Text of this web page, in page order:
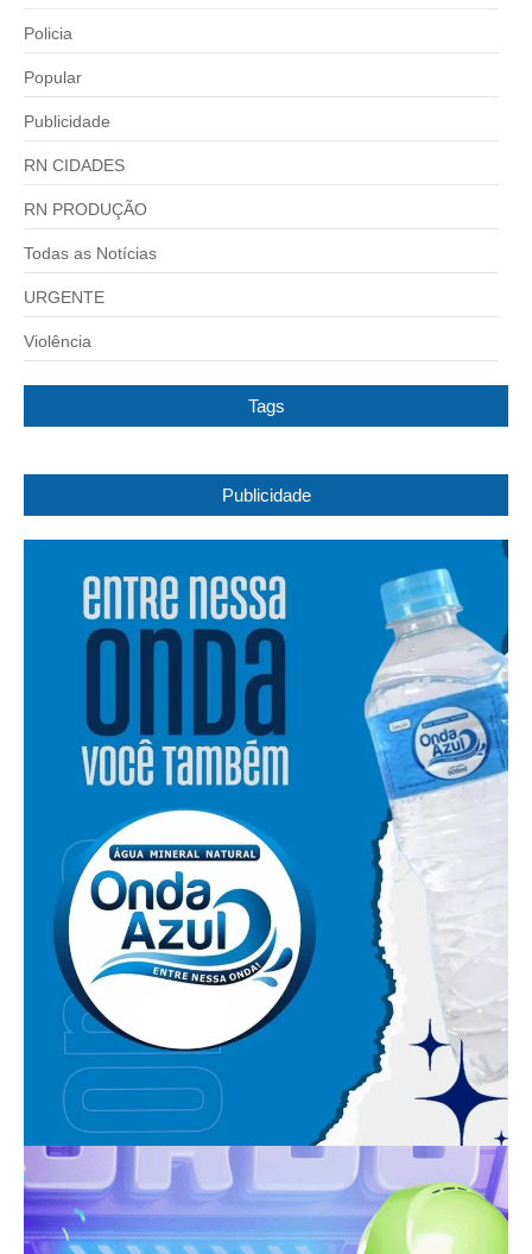
Policia
Popular
Publicidade
RN CIDADES
RN PRODUÇÃO
Todas as Notícias
URGENTE
Violência
Tags
Publicidade